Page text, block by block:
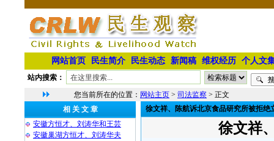
网站首页 民生简介 民生动态 新闻稿 维权经历 个人文
站内搜索：
您当前所在的位置： 网站主页 > 司法监察 > 正文
相 关 文 章
安徽方恒才、刘涛华和王芸
安徽巢湖方恒才、刘涛华夫
徐文祥、陈航诉北京食品研究所被拒绝
徐文祥